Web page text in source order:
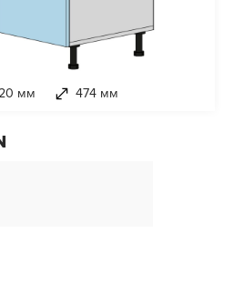
мм 474 мм